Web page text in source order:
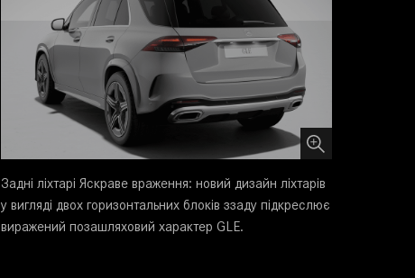
Задні ліхтарі Яскраве враження: новий дизайн ліхтарів
у вигляді двох горизонтальних блоків ззаду підкреслює
виражений позашляховий характер GLE.